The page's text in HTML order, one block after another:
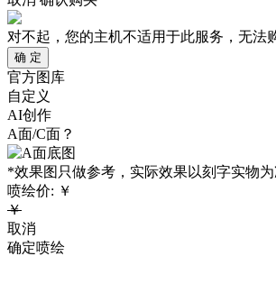
对不起，您的主机不适用于此服务，无法
确 定
官方图库
自定义
AI创作
A面/C面？
*效果图只做参考，实际效果以刻字实物
喷绘价: ￥
￥
取消
确定喷绘